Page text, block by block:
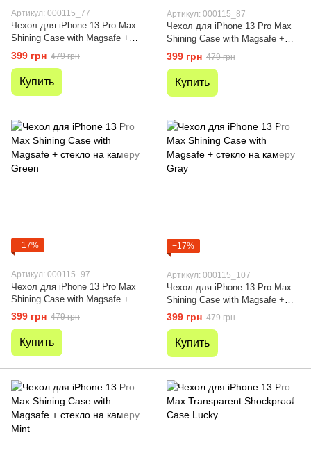
Артикул: 000115_77
Чехол для iPhone 13 Pro Max
Shining Case with Magsafe +
стекло на камеру Red
399 грн 479 грн
Купить
Артикул: 000115_87
Чехол для iPhone 13 Pro Max
Shining Case with Magsafe +
стекло на камеру Purple
399 грн 479 грн
Купить
−17%
Артикул: 000115_97
Чехол для iPhone 13 Pro Max
Shining Case with Magsafe +
стекло на камеру Green
399 грн 479 грн
Купить
−17%
Артикул: 000115_107
Чехол для iPhone 13 Pro Max
Shining Case with Magsafe +
стекло на камеру Gray
399 грн 479 грн
Купить